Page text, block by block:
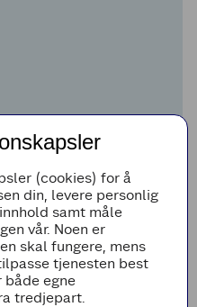
(cookies) for å
din, levere personlig
samt måle
vår. Noen er
skal fungere, mens
tjenesten best
både egne
tredjepart.